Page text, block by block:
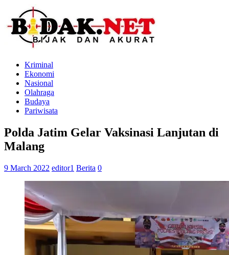
Kriminal
Ekonomi
Nasional
Olahraga
Budaya
Pariwisata
Polda Jatim Gelar Vaksinasi Lanjutan di
Malang
9 March 2022 editor1 Berita 0